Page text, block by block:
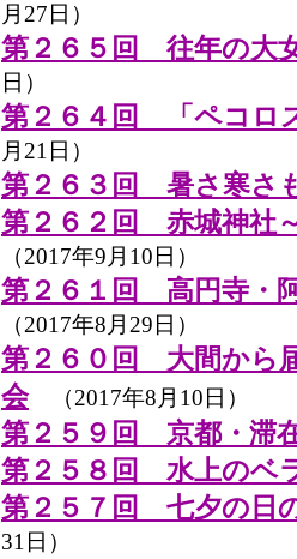
月27日）
第２６５回 往年の大
日）
第２６４回 「ペコロ
月21日）
第２６３回 暑さ寒さ
第２６２回 赤城神社
（2017年9月10日）
第２６１回 高円寺・
（2017年8月29日）
第２６０回 大間から
会（2017年8月10日）
第２５９回 京都・滞
第２５８回 水上のベ
第２５７回 七夕の日
31日）